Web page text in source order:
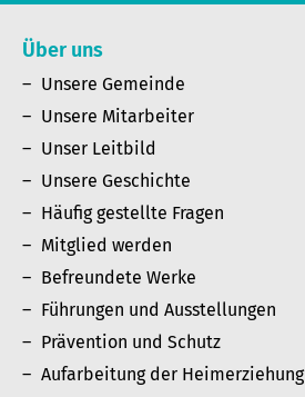
Über uns
Unsere Gemeinde
Unsere Mitarbeiter
Unser Leitbild
Unsere Geschichte
Häufig gestellte Fragen
Mitglied werden
Befreundete Werke
Führungen und Ausstellungen
Prävention und Schutz
Aufarbeitung der Heimerziehung